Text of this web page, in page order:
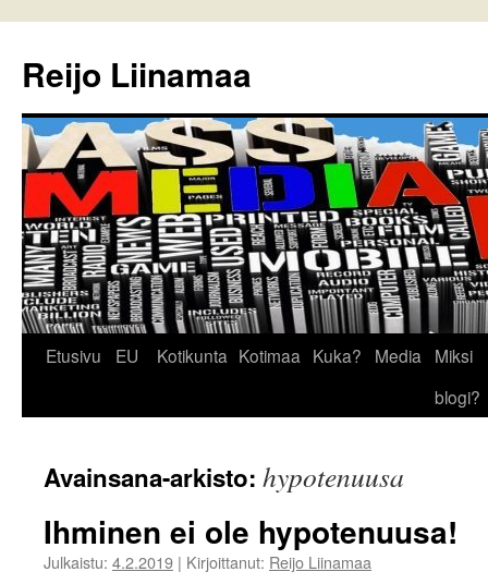
Reijo Liinamaa
Siirry
Etusivu EU Kotikunta Kotimaa Kuka? Media
Miksi
blogi?
Avainsana-arkisto: hypotenuusa
Ihminen ei ole hypotenuusa!
Julkaistu: 4.2.2019 | Kirjoittanut: Reijo Liinamaa